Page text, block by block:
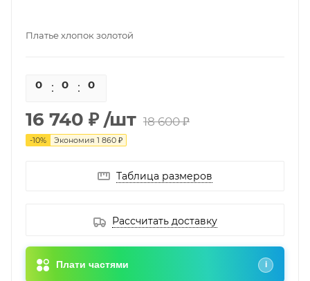
Платье хлопок золотой
0 0 0
16 740 ₽ /шт 18 600 ₽
-10% Экономия 1 860 ₽
Таблица размеров
Рассчитать доставку
Плати частями i